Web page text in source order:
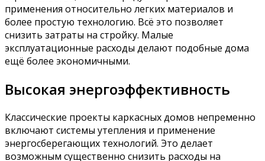
применения относительно легких материалов и
более простую технологию. Всё это позволяет
снизить затраты на стройку. Малые
эксплуатационные расходы делают подобные дома
ещё более экономичными.
Высокая энергоэффективность
Классические проекты каркасных домов непременно
включают системы утепления и применение
энергосберегающих технологий. Это делает
возможным существенно снизить расходы на